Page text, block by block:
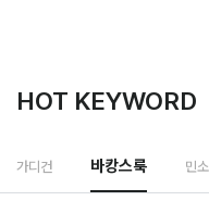
HOT KEYWORD
가디건 바캉스룩 민